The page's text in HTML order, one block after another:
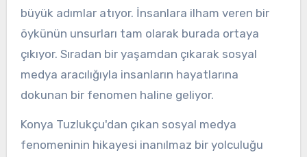
büyük adımlar atıyor. İnsanlara ilham veren bir
öykünün unsurları tam olarak burada ortaya
çıkıyor. Sıradan bir yaşamdan çıkarak sosyal
medya aracılığıyla insanların hayatlarına
dokunan bir fenomen haline geliyor.
Konya Tuzlukçu'dan çıkan sosyal medya
fenomeninin hikayesi inanılmaz bir yolculuğu